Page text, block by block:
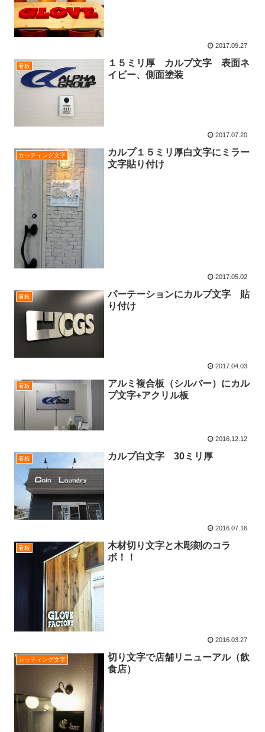
2017.09.27
看板
１５ミリ厚 カルプ文字 表面ネ
イビー、側面塗装
2017.07.20
カッティング文字
カルプ１５ミリ厚白文字にミラー
文字貼り付け
2017.05.02
看板
パーテーションにカルプ文字 貼
り付け
2017.04.03
看板
アルミ複合板（シルバー）にカル
プ文字+アクリル板
2016.12.12
看板 カルプ白文字 30ミリ厚
2016.07.16
看板
木材切り文字と木彫刻のコラ
ボ！！
2016.03.27
カッティング文字
切り文字で店舗リニューアル（飲
食店）